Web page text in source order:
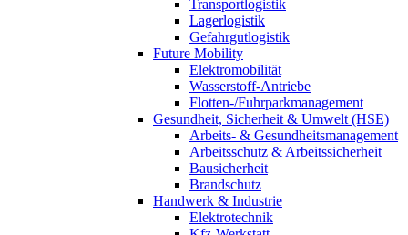
Transportlogistik
Lagerlogistik
Gefahrgutlogistik
Future Mobility
Elektromobilität
Wasserstoff-Antriebe
Flotten-/Fuhrparkmanagement
Gesundheit, Sicherheit & Umwelt (HSE)
Arbeits- & Gesundheitsmanagement
Arbeitsschutz & Arbeitssicherheit
Bausicherheit
Brandschutz
Handwerk & Industrie
Elektrotechnik